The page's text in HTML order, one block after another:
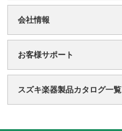
会社情報
お客様サポート
スズキ楽器製品カタログ一覧